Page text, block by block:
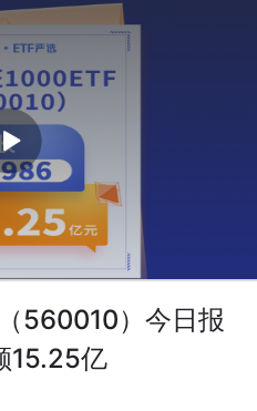
560010）今日报
15.25亿